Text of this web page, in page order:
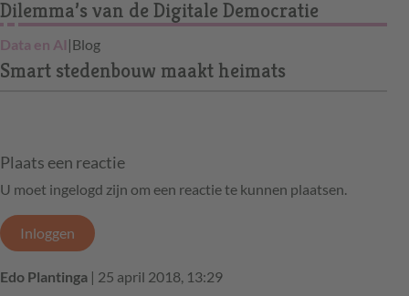
Dilemma’s van de Digitale Democratie
Data en AI |Blog
Smart stedenbouw maakt heimats
Plaats een reactie
U moet ingelogd zijn om een reactie te kunnen plaatsen.
Inloggen
Edo Plantinga | 25 april 2018, 13:29